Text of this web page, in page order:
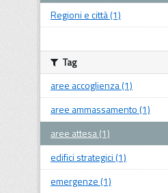
Regioni e città (1)
Tag
aree accoglienza (1)
aree ammassamento (1)
aree attesa (1)
edifici strategici (1)
emergenze (1)